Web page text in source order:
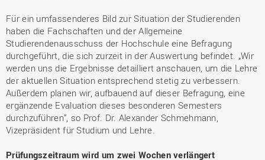
Für ein umfassenderes Bild zur Situation der Studierenden
haben die Fachschaften und der Allgemeine
Studierendenausschuss der Hochschule eine Befragung
durchgeführt, die sich zurzeit in der Auswertung befindet. „Wir
werden uns die Ergebnisse detailliert anschauen, um die Lehre
der aktuellen Situation entsprechend stetig zu verbessern.
Außerdem planen wir, aufbauend auf dieser Befragung, eine
ergänzende Evaluation dieses besonderen Semesters
durchzuführen“, so Prof. Dr. Alexander Schmehmann,
Vizepräsident für Studium und Lehre.
Prüfungszeitraum wird um zwei Wochen verlängert